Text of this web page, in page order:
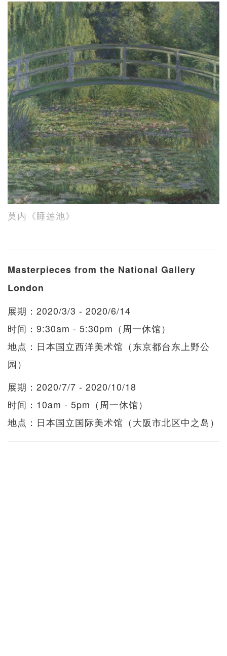
莫内《睡莲池》
Masterpieces from the National Gallery
London
展期：2020/3/3 - 2020/6/14
时间：9:30am - 5:30pm（周一休馆）
地点：日本国立西洋美术馆（东京都台东上野公
园）
展期：2020/7/7 - 2020/10/18
时间：10am - 5pm（周一休馆）
地点：日本国立国际美术馆（大阪市北区中之岛）